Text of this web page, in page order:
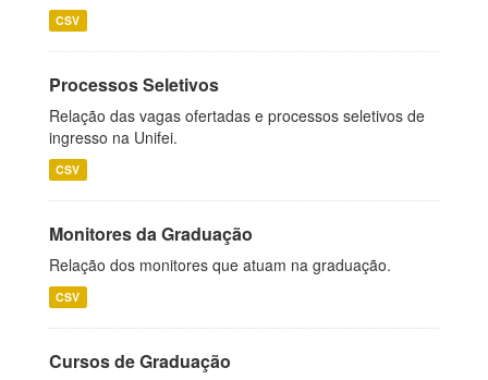
CSV
Processos Seletivos
Relação das vagas ofertadas e processos seletivos de
ingresso na Unifei.
CSV
Monitores da Graduação
Relação dos monitores que atuam na graduação.
CSV
Cursos de Graduação